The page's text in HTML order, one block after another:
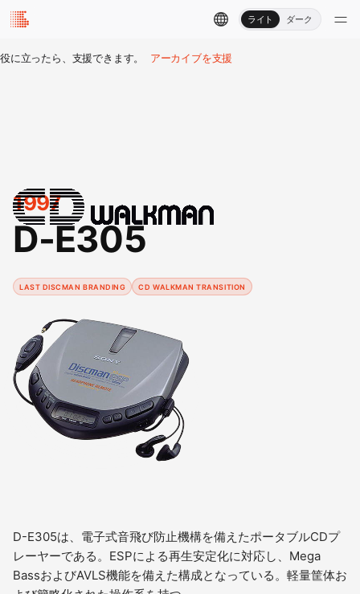
ライト ダーク
役に立ったら、支援できます。 アーカイブを支援
1997
D-E305
LAST DISCMAN BRANDING CD WALKMAN TRANSITION
D-E305は、電子式音飛び防止機構を備えたポータブルCDプ
レーヤーである。ESPによる再生安定化に対応し、Mega
BassおよびAVLS機能を備えた構成となっている。軽量筐体お